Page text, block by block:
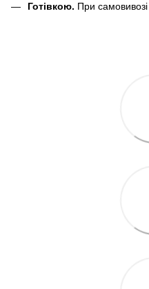
Готівкою. При самовивозі